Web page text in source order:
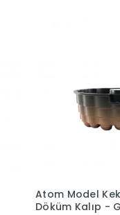
Atom Model
Döküm Kalıp -